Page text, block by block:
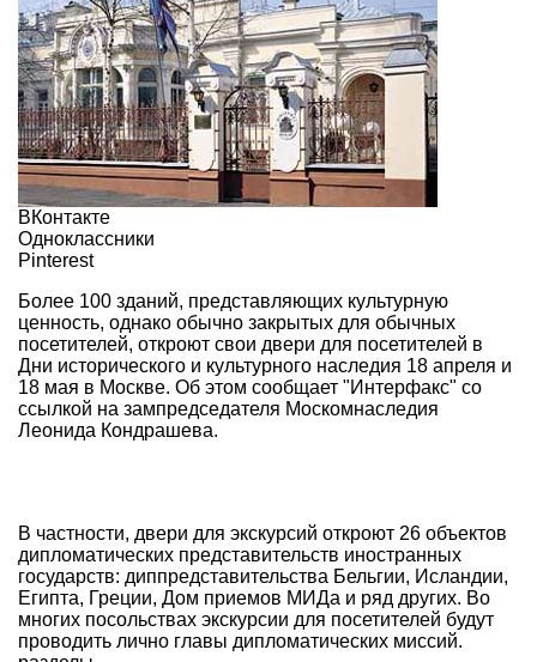
ВКонтакте
Одноклассники
Pinterest
Более 100 зданий, представляющих культурную
ценность, однако обычно закрытых для обычных
посетителей, откроют свои двери для посетителей в
Дни исторического и культурного наследия 18 апреля и
18 мая в Москве. Об этом сообщает "Интерфакс" со
ссылкой на зампредседателя Москомнаследия
Леонида Кондрашева.
В частности, двери для экскурсий откроют 26 объектов
дипломатических представительств иностранных
государств: диппредставительства Бельгии, Исландии,
Египта, Греции, Дом приемов МИДа и ряд других. Во
многих посольствах экскурсии для посетителей будут
проводить лично главы дипломатических миссий.